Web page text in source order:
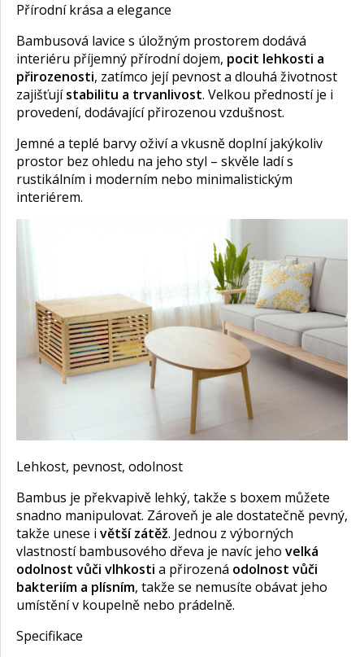
Přírodní krása a elegance
Bambusová lavice s úložným prostorem dodává
interiéru příjemný přírodní dojem, pocit lehkosti a
přirozenosti, zatímco její pevnost a dlouhá životnost
zajišťujístabilitu a trvanlivost. Velkou předností je i
provedení, dodávající přirozenou vzdušnost.
Jemné a teplé barvy oživí a vkusně doplní jakýkoliv
prostor bez ohledu na jeho styl – skvěle ladí s
rustikálním i moderním nebo minimalistickým
interiérem.
Lehkost, pevnost, odolnost
Bambus je překvapivě lehký, takže s boxem můžete
snadno manipulovat. Zároveň je ale dostatečně pevný,
takže unese i větší zátěž. Jednou z výborných
vlastností bambusového dřeva je navíc jeho velká
odolnost vůči vlhkosti a přirozená odolnost vůči
bakteriím a plísním, takže se nemusíte obávat jeho
umístění v koupelně nebo prádelně.
Specifikace